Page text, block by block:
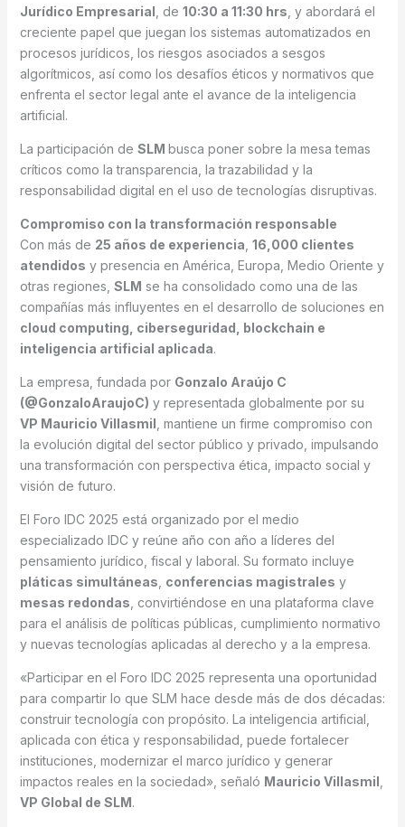
Jurídico Empresarial , de 10:30 a 11:30 hrs , y abordará el
creciente papel que juegan los sistemas automatizados en
procesos jurídicos, los riesgos asociados a sesgos
algorítmicos, así como los desafíos éticos y normativos que
enfrenta el sector legal ante el avance de la inteligencia
artificial.
La participación de SLM busca poner sobre la mesa temas
críticos como la transparencia, la trazabilidad y la
responsabilidad digital en el uso de tecnologías disruptivas.
Compromiso con la transformación responsable
Con más de 25 años de experiencia 16,000 clientes
atendidos y presencia en América, Europa, Medio Oriente y
otras regiones, SLM se ha consolidado como una de las
compañías más influyentes en el desarrollo de soluciones en
cloud computing, ciberseguridad, blockchain e
inteligencia artificial aplicada.
La empresa, fundada por Gonzalo Araújo C
(@GonzaloAraujoC) y representada globalmente por su
VP Mauricio Villasmil , mantiene un firme compromiso con
la evolución digital del sector público y privado, impulsando
una transformación con perspectiva ética, impacto social y
visión de futuro.
El Foro IDC 2025 está organizado por el medio
especializado IDC y reúne año con año a líderes del
pensamiento jurídico, fiscal y laboral. Su formato incluye
pláticas simultáneas conferencias magistrales y
mesas redondas , convirtiéndose en una plataforma clave
para el análisis de políticas públicas, cumplimiento normativo
y nuevas tecnologías aplicadas al derecho y a la empresa.
«Participar en el Foro IDC 2025 representa una oportunidad
para compartir lo que SLM hace desde más de dos décadas:
construir tecnología con propósito. La inteligencia artificial,
aplicada con ética y responsabilidad, puede fortalecer
instituciones, modernizar el marco jurídico y generar
impactos reales en la sociedad», señaló Mauricio Villasmil
VP Global de SLM.